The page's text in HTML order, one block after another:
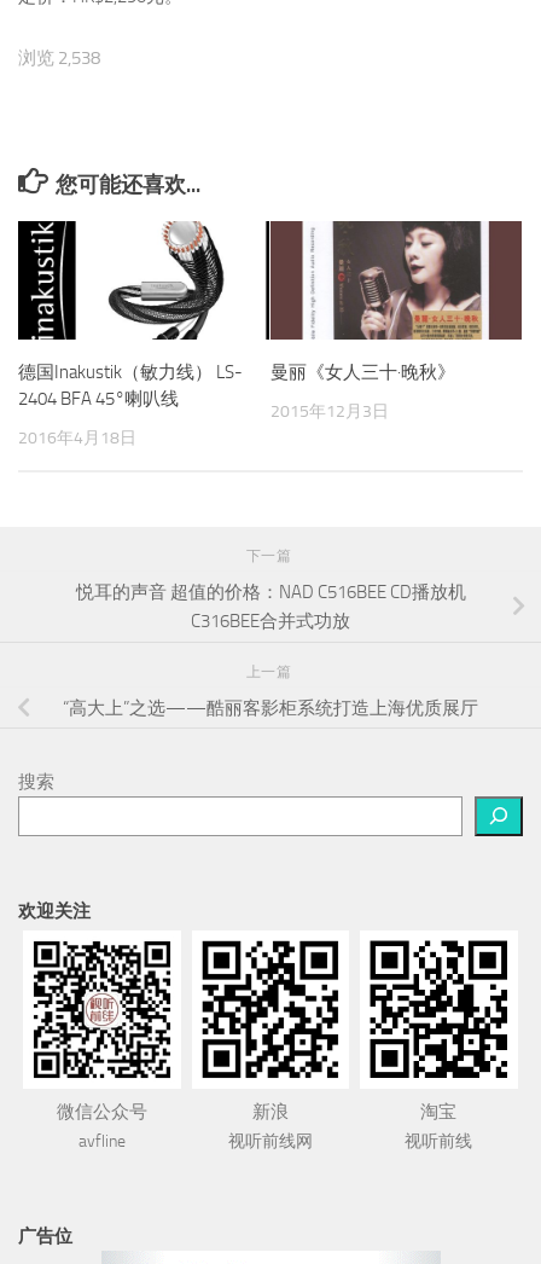
浏览 2,538
您可能还喜欢...
德国Inakustik（敏力线） LS-
2404 BFA 45°喇叭线
2016年4月18日
曼丽《女人三十·晚秋》
2015年12月3日
下一篇
悦耳的声音 超值的价格：NAD C516BEE CD播放机
C316BEE合并式功放
上一篇
“高大上”之选——酷丽客影柜系统打造上海优质展厅
搜索
欢迎关注
微信公众号
avfline
新浪
视听前线网
淘宝
视听前线
广告位